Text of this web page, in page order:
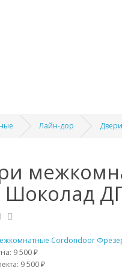
Лайн-дор
9 500 ₽
9 500 ₽